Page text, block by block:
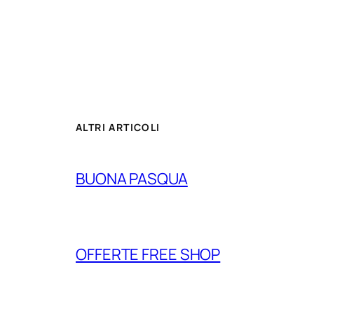
ALTRI ARTICOLI
BUONA PASQUA
OFFERTE FREE SHOP